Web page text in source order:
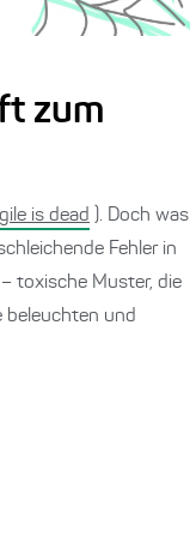
zum
is dead ). Doch was
Fehler in
toxische Muster, die
beleuchten und